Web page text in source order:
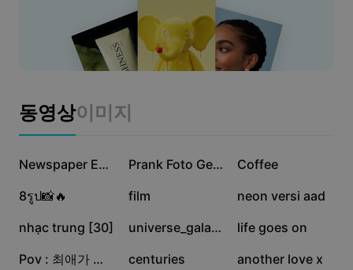
Dreamina Seedance 2.5
Nano Banana Pro
자동 캡션
캡션 템플릿
사용 사례
마케팅
효과 템플릿
산업 템플릿
요약 템플릿
크리에이티브 파트너 프로그램
CapCut 크리에이티브 캠퍼스
보안 센터
고객 지원 센터
CapCut 서비스 약관 정보
층 업그레이드해보세요. 다양한 편집 옵션과 세부 조절 기능
으로 원하는 결과를 쉽게 완성하세요. CapCut AI Tools와 함
께 신문 사진을 손쉽게 온라인에서 편집하고, 인상적인 이미
지를 만들어 보세요.
동영상이미지
102.5만 Newspaper Edit 1:1 32.7만 Prank Foto Geser 7s 12.7만
Coffee
10.6만
8รูป📸🔥 7.1만
film 5.5만
neon versi aad
3.1만
nhạc trung [30] 1.9만 universe_galaxy 1.9만
life goes on
1.2만 Pov : 최애가 내 차에 탔다 7.7천
centuries 7천
another love x